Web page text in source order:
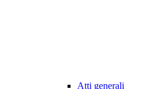
Atti generali